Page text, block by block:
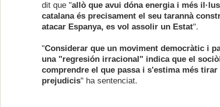
dit que "allò que avui dóna energia i més
catalana és precisament el seu tarannà
atacar Espanya, es vol assolir un Estat".
"Considerar que un moviment democràtic i
una "regresión irracional" indica que el
comprendre el que passa i s'estima més
prejudicis" ha sentenciat.